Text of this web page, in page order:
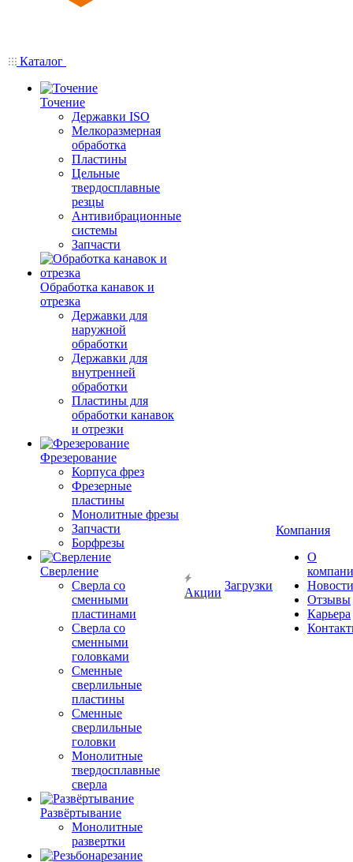
Каталог
Точение
Державки ISO
Мелкоразмерная
обработка
Пластины
Цельные
твердосплавные
резцы
Антивибрационные
системы
Запчасти
Обработка канавок и
отрезка
Державки для
наружной
обработки
Державки для
внутренней
обработки
Пластины для
обработки канавок
и отрезки
Фрезерование
Корпуса фрез
Фрезерные
пластины
Монолитные фрезы
Запчасти
Борфрезы
Сверление
Сверла со
сменными
пластинами
Сверла со
сменными
головками
Сменные
сверлильные
пластины
Сменные
сверлильные
головки
Монолитные
твердосплавные
сверла
Развёртывание
Монолитные
развертки
Акции
Загрузки
Компания
О
Новости
Отзывы
Карьера